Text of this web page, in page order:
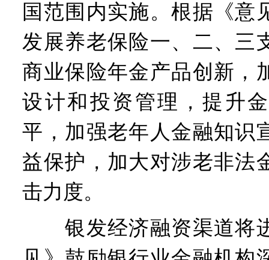
国范围内实施。根据《意
发展养老保险一、二、三
商业保险年金产品创新，
设计和投资管理，提升
平，加强老年人金融知识
益保护，加大对涉老非法
击力度。
银发经济融资渠道将